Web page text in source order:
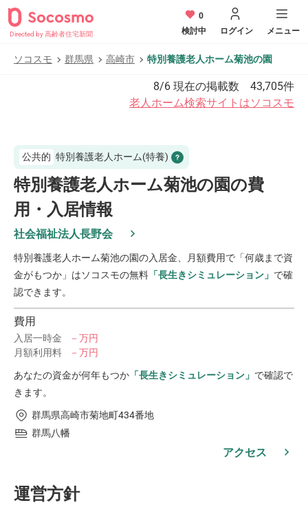
Directed by 高齢者住宅新聞
0
検討中
ログイン メニュー
ソコスモ 群馬県 高崎市 特別養護老人ホーム菊池の園
8/6 現在の掲載数 43,705件
老人ホーム検索サイトはソコスモ
公共的 特別養護老人ホーム(特養)
特別養護老人ホーム菊池の園の費
用・入居情報
社会福祉法人長野会
特別養護老人ホーム菊池の園の入居金、月額費用で「何歳まで資
金がもつか」はソコスモの無料 「長生きシミュレーション」 で確
認できます。
費用
入居一時金
－万円
月額利用料
－万円
あなたの資金が何年もつか 「長生きシミュレーション」 で確認で
きます。
群馬県高崎市菊地町434番地
群馬八幡
アクセス
運営方針